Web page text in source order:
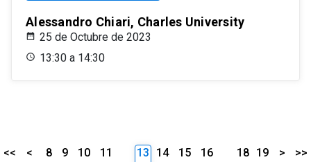
Alessandro Chiari, Charles University
25 de Octubre de 2023
13:30 a 14:30
<< < 8 9 10
11
13 14 15
16
18 19 > >>